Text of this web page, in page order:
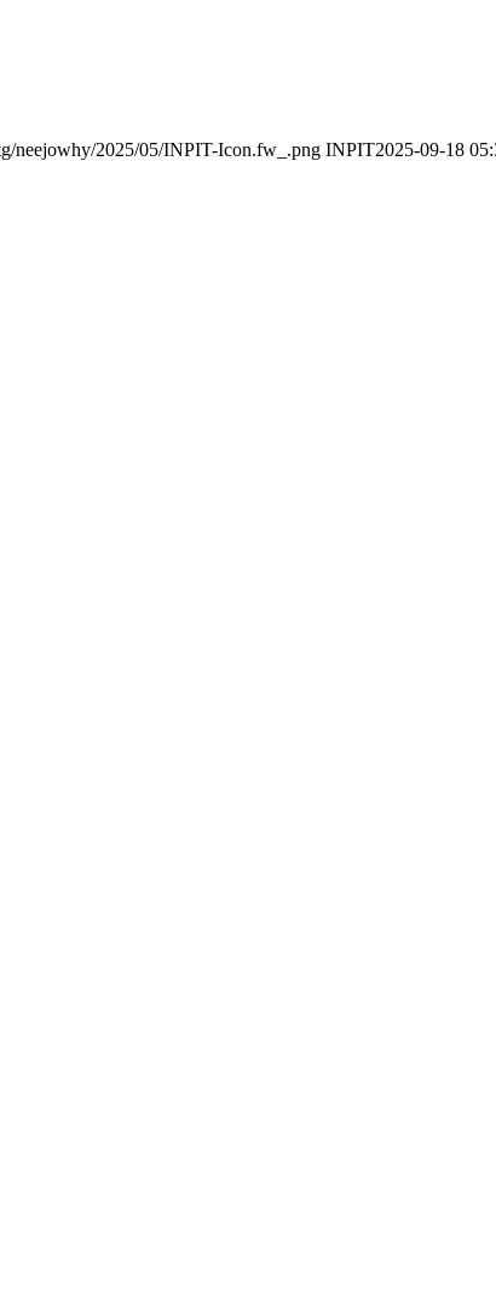
neejowhy/2025/05/INPIT-Icon.fw_.png INPIT2025-09-18